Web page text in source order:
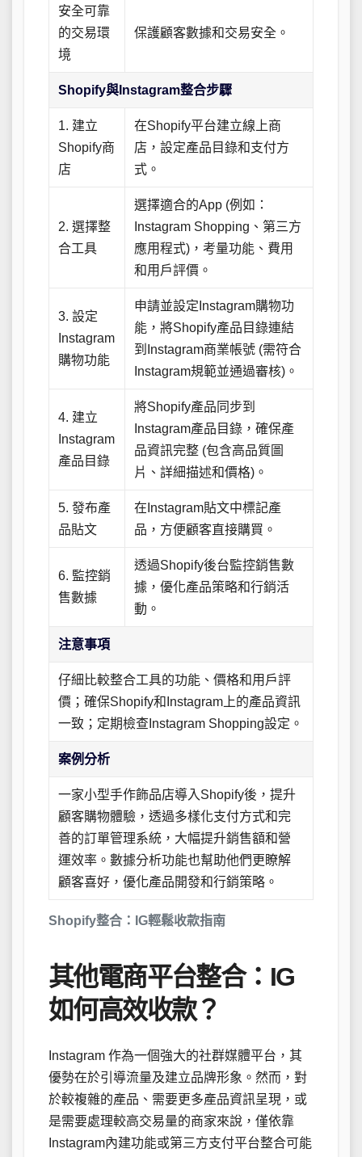
Shopify整合：IG輕鬆收款指南
安全可靠
的交易環
境
保護顧客數據和交易安全。
Shopify與Instagram整合步驟
1. 建立
Shopify商
店
在Shopify平台建立線上商
店，設定產品目錄和支付方
式。
2. 選擇整
合工具
選擇適合的App (例如：
Instagram Shopping、第三方
應用程式)，考量功能、費用
和用戶評價。
3. 設定
Instagram
購物功能
申請並設定Instagram購物功
能，將Shopify產品目錄連結
到Instagram商業帳號 (需符合
Instagram規範並通過審核)。
4. 建立
Instagram
產品目錄
將Shopify產品同步到
Instagram產品目錄，確保產
品資訊完整 (包含高品質圖
片、詳細描述和價格)。
5. 發布產
品貼文
在Instagram貼文中標記產
品，方便顧客直接購買。
6. 監控銷
售數據
透過Shopify後台監控銷售數
據，優化產品策略和行銷活
動。
注意事項
仔細比較整合工具的功能、價格和用戶評
價；確保Shopify和Instagram上的產品資訊
一致；定期檢查Instagram Shopping設定。
案例分析
一家小型手作飾品店導入Shopify後，提升
顧客購物體驗，透過多樣化支付方式和完
善的訂單管理系統，大幅提升銷售額和營
運效率。數據分析功能也幫助他們更瞭解
顧客喜好，優化產品開發和行銷策略。
其他電商平台整合：IG
如何高效收款？
Instagram 作為一個強大的社群媒體平台，其
優勢在於引導流量及建立品牌形象。然而，對
於較複雜的產品、需要更多產品資訊呈現，或
是需要處理較高交易量的商家來說，僅依靠
Instagram內建功能或第三方支付平台整合可能